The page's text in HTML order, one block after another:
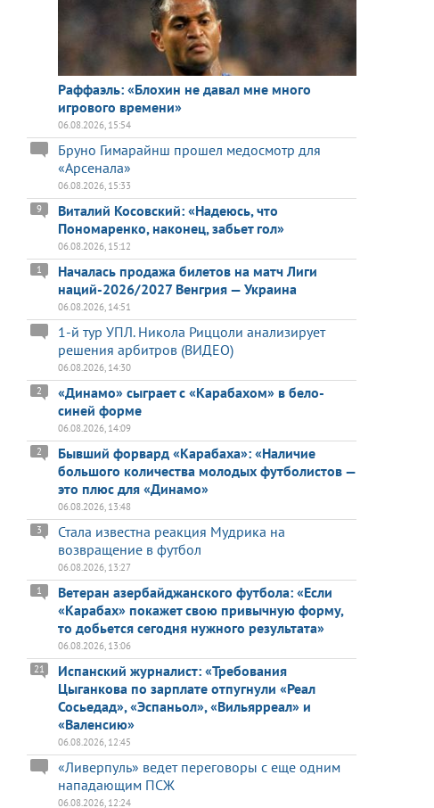
Раффаэль: «Блохин не давал мне много
игрового времени»
06.08.2026, 15:54
Бруно Гимарайнш прошел медосмотр для
«Арсенала»
06.08.2026, 15:33
Виталий Косовский: «Надеюсь, что
Пономаренко, наконец, забьет гол»
9
06.08.2026, 15:12
Началась продажа билетов на матч Лиги
наций-2026/2027 Венгрия — Украина
1
06.08.2026, 14:51
1-й тур УПЛ. Никола Риццоли анализирует
решения арбитров (ВИДЕО)
06.08.2026, 14:30
«Динамо» сыграет с «Карабахом» в бело-
синей форме
2
06.08.2026, 14:09
Бывший форвард «Карабаха»: «Наличие
большого количества молодых футболистов —
это плюс для «Динамо»
2
06.08.2026, 13:48
Стала известна реакция Мудрика на
возвращение в футбол
3
06.08.2026, 13:27
Ветеран азербайджанского футбола: «Если
«Карабах» покажет свою привычную форму,
то добьется сегодня нужного результата»
1
06.08.2026, 13:06
Испанский журналист: «Требования
Цыганкова по зарплате отпугнули «Реал
Сосьедад», «Эспаньол», «Вильярреал» и
«Валенсию»
21
06.08.2026, 12:45
«Ливерпуль» ведет переговоры с еще одним
нападающим ПСЖ
06.08.2026, 12:24